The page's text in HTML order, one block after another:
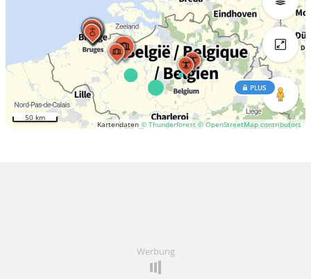
Kartendaten © Thunderforest © OpenStreetMap contributors
PLUS
50 km
Werbung